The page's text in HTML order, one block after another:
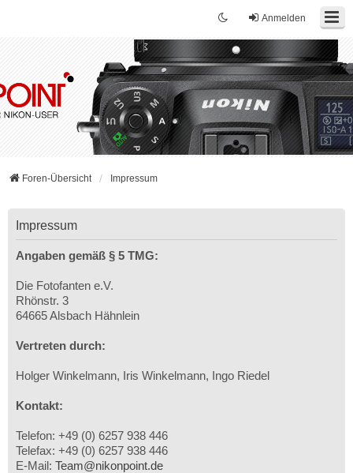
Anmelden
Foren-Übersicht Impressum
Impressum
Angaben gemäß § 5 TMG:
Die Fotofanten e.V.
Rhönstr. 3
64665 Alsbach Hähnlein
Vertreten durch:
Holger Winkelmann, Iris Winkelmann, Ingo Riedel
Kontakt:
Telefon: +49 (0) 6257 938 446
Telefax: +49 (0) 6257 938 446
E-Mail: Team@nikonpoint.de